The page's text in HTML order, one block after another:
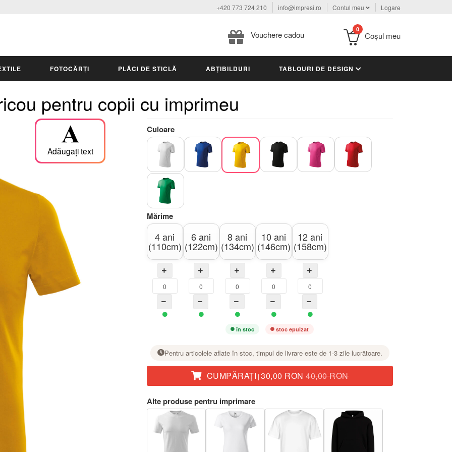
+420 773 724 210 info@impresi.ro Contul meu Logare
Vouchere cadou
0
Coşul meu
FOTOCĂRȚI PLĂCI DE STICLĂ ABȚIBILDURI TABLOURI DE DESIGN
pentru copii cu imprimeu
Adăugați text
Culoare
Mărime
4 ani
(110cm)
6 ani
(122cm)
8 ani
(134cm)
10 ani
(146cm)
12 ani
(158cm)
în stoc stoc epuizat
Pentru articolele aflate în stoc, timpul de livrare este de 1-3 zile lucrătoare.
CUMPĂRAŢI |30,00 RON40,00 RON
Alte produse pentru imprimare